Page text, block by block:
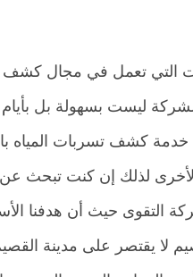
تعمل في مجال كشف
الشركة ليست بسهولة بل
كشف تسربات المياه
الأخرى لذلك إن كنت
التقوى حيث أن هدفنا
لا يقتصر على مدينة